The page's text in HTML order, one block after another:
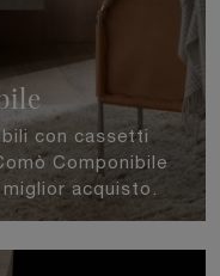
con cassetti
Componibile
acquisto.